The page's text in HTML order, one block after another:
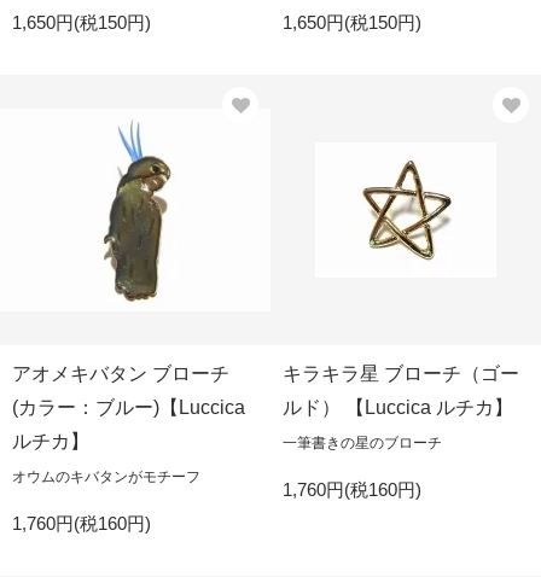
1,650円(税150円) 1,650円(税150円)
アオメキバタン ブローチ
(カラー：ブルー)【Luccica
ルチカ】
オウムのキバタンがモチーフ
1,760円(税160円)
キラキラ星 ブローチ（ゴー
ルド） 【Luccica ルチカ】
一筆書きの星のブローチ
1,760円(税160円)